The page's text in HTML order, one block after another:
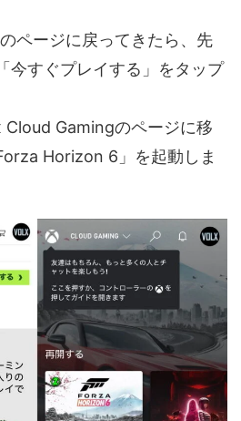
ページに戻ってきたら、先
今すぐプレイする」をタップ
Gamingのページに移
Horizon 6」を起動しま